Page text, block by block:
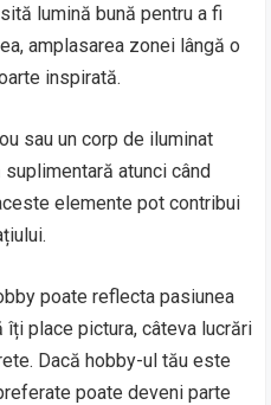
lumină bună pentru a fi
amplasarea zonei lângă o
inspirată.
sau un corp de iluminat
atunci când
elemente pot contribui
poate reflecta pasiunea
place pictura, câteva lucrări
Dacă hobby-ul tău este
poate deveni parte